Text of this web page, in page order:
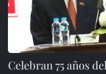
Celebran 75 años